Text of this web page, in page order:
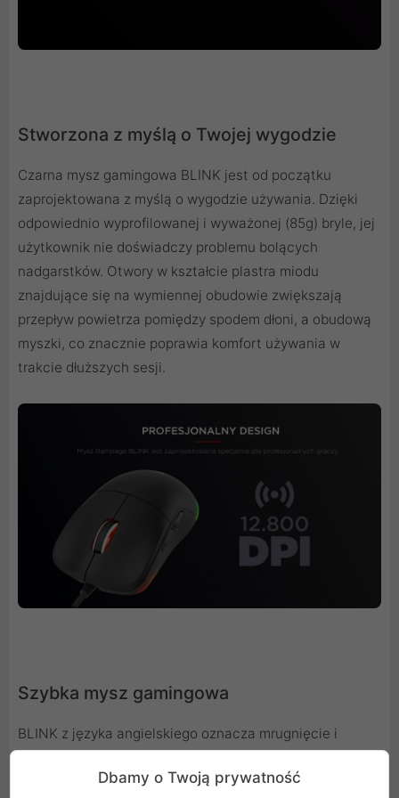
Stworzona z myślą o Twojej wygodzie
Czarna mysz gamingowa BLINK jest od początku
zaprojektowana z myślą o wygodzie używania. Dzięki
odpowiednio wyprofilowanej i wyważonej (85g) bryle, jej
użytkownik nie doświadczy problemu bolących
nadgarstków. Otwory w kształcie plastra miodu
znajdujące się na wymiennej obudowie zwiększają
przepływ powietrza pomiędzy spodem dłoni, a obudową
myszki, co znacznie poprawia komfort używania w
trakcie dłuższych sesji.
Szybka mysz gamingowa
BLINK z języka angielskiego oznacza mrugnięcie i
dłoni i kliknięcie rejestruje w mgnieniu oka! To mysz dla
Dbamy o Twoją prywatność